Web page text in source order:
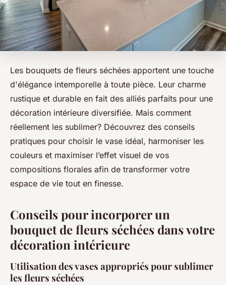
Les bouquets de fleurs séchées apportent une touche
d'élégance intemporelle à toute pièce. Leur charme
rustique et durable en fait des alliés parfaits pour une
décoration intérieure diversifiée. Mais comment
réellement les sublimer? Découvrez des conseils
pratiques pour choisir le vase idéal, harmoniser les
couleurs et maximiser l’effet visuel de vos
compositions florales afin de transformer votre
espace de vie tout en finesse.
Conseils pour incorporer un
bouquet de fleurs séchées dans votre
décoration intérieure
Utilisation des vases appropriés pour sublimer
les fleurs séchées